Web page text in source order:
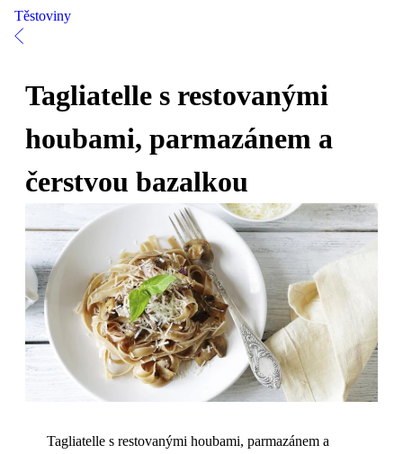
Těstoviny
Tagliatelle s restovanými
houbami, parmazánem a
čerstvou bazalkou
Tagliatelle s restovanými houbami, parmazánem a